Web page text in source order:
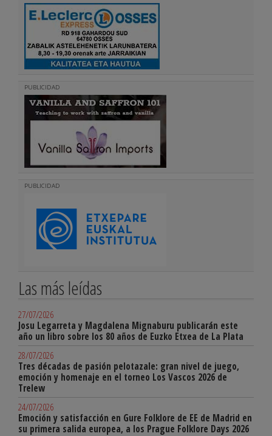
PUBLICIDAD
PUBLICIDAD
Las más leídas
27/07/2026
Josu Legarreta y Magdalena Mignaburu publicarán este
año un libro sobre los 80 años de Euzko Etxea de La Plata
28/07/2026
Tres décadas de pasión pelotazale: gran nivel de juego,
emoción y homenaje en el torneo Los Vascos 2026 de
Trelew
24/07/2026
Emoción y satisfacción en Gure Folklore de EE de Madrid en
su primera salida europea, a los Prague Folklore Days 2026